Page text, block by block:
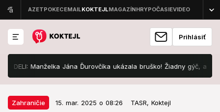
Prihlásiť
Manželka Jána Ďurovčíka ukázala bruško! Žiadny gýč, ale...
Zahraničie 15. mar. 2025 o 08:26 TASR, Koktejl
Zahraničie 15. mar. 2025 o 08:26